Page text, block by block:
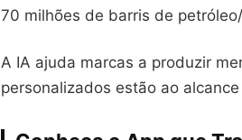
70 milhões de barris de
A IA ajuda marcas a produzir
personalizados estão ao